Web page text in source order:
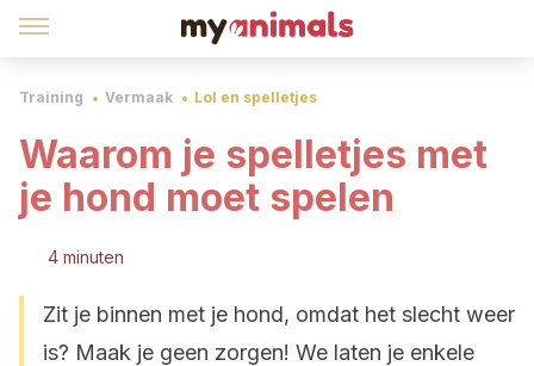
Training Vermaak Lol en spelletjes
Waarom je spelletjes met
je hond moet spelen
4 minuten
Zit je binnen met je hond, omdat het slecht weer
is? Maak je geen zorgen! We laten je enkele